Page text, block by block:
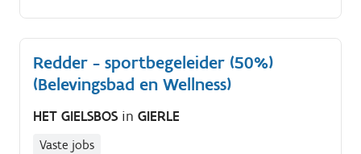
Redder - sportbegeleider (50%)
(Belevingsbad en Wellness)
HET GIELSBOS in GIERLE
Vaste jobs